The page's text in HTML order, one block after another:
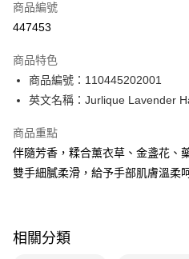
Apple Pay
PayMe
WeChat Pay
BoC Pay
送貨方式
商品編號
447453
商品特色
商品編號：110445202001
英文名稱：Jurlique Lavender
商品重點
伴隨芳香，糅合薰衣草、金盞花、
雙手細膩柔滑，給予手部肌膚溫柔
相關分類